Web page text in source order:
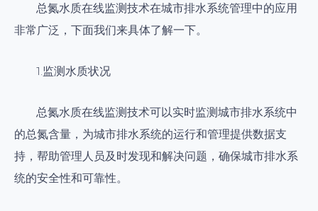
总氮水质在线监测技术在城市排水系统管理中的应用
非常广泛，下面我们来具体了解一下。
1.监测水质状况
总氮水质在线监测技术可以实时监测城市排水系统中
的总氮含量，为城市排水系统的运行和管理提供数据支
持，帮助管理人员及时发现和解决问题，确保城市排水系
统的安全性和可靠性。